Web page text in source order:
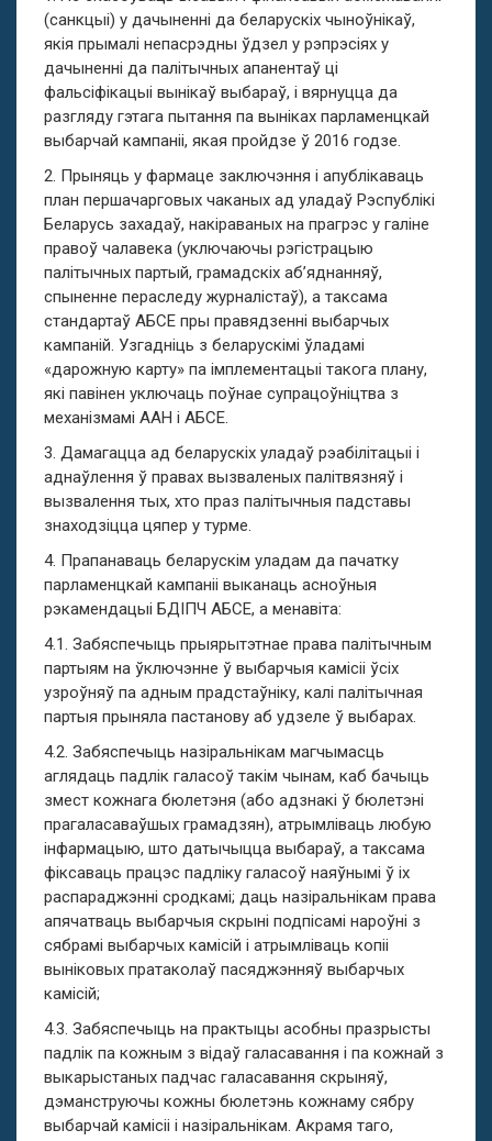
(санкцыі) у дачыненні да беларускіх чыноўнікаў,
якія прымалі непасрэдны ўдзел у рэпрэсіях у
дачыненні да палітычных апанентаў ці
фальсіфікацыі вынікаў выбараў, і вярнуцца да
разгляду гэтага пытання па выніках парламенцкай
выбарчай кампаніі, якая пройдзе ў 2016 годзе.
2. Прыняць у фармаце заключэння і апублікаваць
план першачарговых чаканых ад уладаў Рэспублікі
Беларусь захадаў, накіраваных на прагрэс у галіне
правоў чалавека (уключаючы рэгістрацыю
палітычных партый, грамадскіх аб’яднанняў,
спыненне пераследу журналістаў), а таксама
стандартаў АБСЕ пры правядзенні выбарчых
кампаній. Узгадніць з беларускімі ўладамі
«дарожную карту» па імплементацыі такога плану,
які павінен уключаць поўнае супрацоўніцтва з
механізмамі ААН і АБСЕ.
3. Дамагацца ад беларускіх уладаў рэабілітацыі і
аднаўлення ў правах вызваленых палітвязняў і
вызвалення тых, хто праз палітычныя падставы
знаходзіцца цяпер у турме.
4. Прапанаваць беларускім уладам да пачатку
парламенцкай кампаніі выканаць асноўныя
рэкамендацыі БДІПЧ АБСЕ, а менавіта:
4.1. Забяспечыць прыярытэтнае права палітычным
партыям на ўключэнне ў выбарчыя камісіі ўсіх
узроўняў па адным прадстаўніку, калі палітычная
партыя прыняла пастанову аб удзеле ў выбарах.
4.2. Забяспечыць назіральнікам магчымасць
аглядаць падлік галасоў такім чынам, каб бачыць
змест кожнага бюлетэня (або адзнакі ў бюлетэні
прагаласаваўшых грамадзян), атрымліваць любую
інфармацыю, што датычыцца выбараў, а таксама
фіксаваць працэс падліку галасоў наяўнымі ў іх
распараджэнні сродкамі; даць назіральнікам права
апячатваць выбарчыя скрыні подпісамі нароўні з
сябрамі выбарчых камісій і атрымліваць копіі
выніковых пратаколаў пасяджэнняў выбарчых
камісій;
4.3. Забяспечыць на практыцы асобны празрысты
падлік па кожным з відаў галасавання і па кожнай з
выкарыстаных падчас галасавання скрыняў,
дэманструючы кожны бюлетэнь кожнаму сябру
выбарчай камісіі і назіральнікам. Акрамя таго,